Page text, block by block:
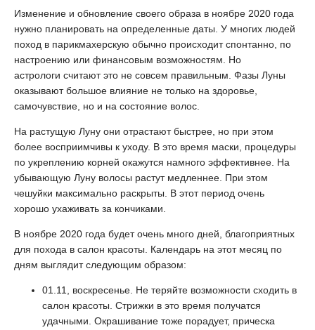
Изменение и обновление своего образа в ноябре 2020 года
нужно планировать на определенные даты. У многих людей
поход в парикмахерскую обычно происходит спонтанно, по
настроению или финансовым возможностям. Но
астрологи считают это не совсем правильным. Фазы Луны
оказывают большое влияние не только на здоровье,
самочувствие, но и на состояние волос.
На растущую Луну они отрастают быстрее, но при этом
более восприимчивы к уходу. В это время маски, процедуры
по укреплению корней окажутся намного эффективнее. На
убывающую Луну волосы растут медленнее. При этом
чешуйки максимально раскрыты. В этот период очень
хорошо ухаживать за кончиками.
В ноябре 2020 года будет очень много дней, благоприятных
для похода в салон красоты. Календарь на этот месяц по
дням выглядит следующим образом:
01.11, воскресенье. Не теряйте возможности сходить в
салон красоты. Стрижки в это время получатся
удачными. Окрашивание тоже порадует, прическа